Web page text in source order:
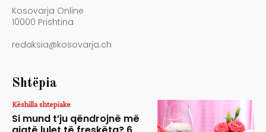
Kosovarja Online
10000 Prishtina
redaksia@kosovarja.ch
Shtëpia
Këshilla shtepiake
Si mund t’ju qëndrojnë më